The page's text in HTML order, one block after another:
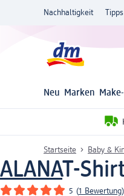
Nachhaltigkeit
Neu Marken
Startseite Baby &
ALANAT-
5 (1 Bewertung)